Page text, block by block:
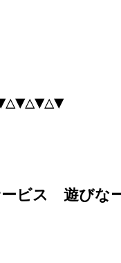
ービス 遊びな